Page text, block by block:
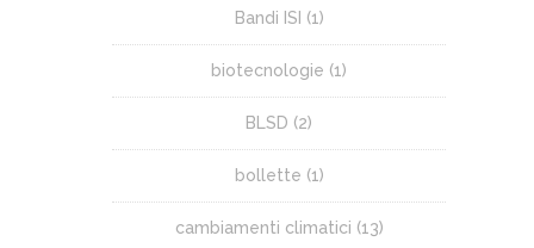
Bandi ISI (1)
biotecnologie (1)
BLSD (2)
bollette (1)
cambiamenti climatici (13)